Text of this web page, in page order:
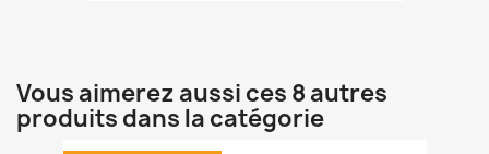
Vous aimerez aussi ces 8 autres
produits dans la catégorie